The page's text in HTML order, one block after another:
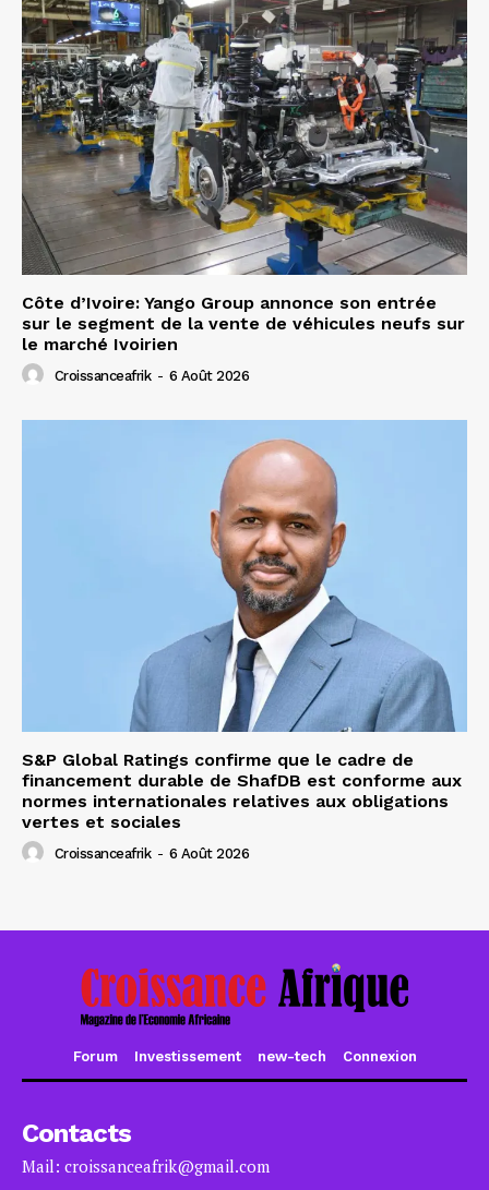
Côte d’Ivoire: Yango Group annonce son entrée
sur le segment de la vente de véhicules neufs sur
le marché Ivoirien
Croissanceafrik - 6 Août 2026
S&P Global Ratings confirme que le cadre de
financement durable de ShafDB est conforme aux
normes internationales relatives aux obligations
vertes et sociales
Croissanceafrik - 6 Août 2026
Forum Investissement new-tech Connexion
Contacts
Mail: croissanceafrik@gmail.com